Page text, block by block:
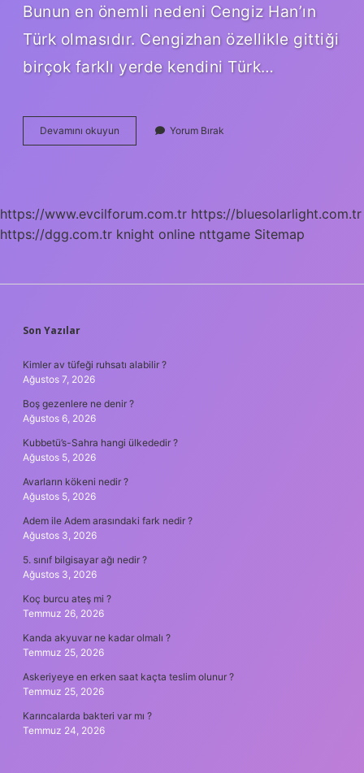
Bunun en önemli nedeni Cengiz Han’ın
Türk olmasıdır. Cengizhan özellikle gittiği
birçok farklı yerde kendini Türk…
Devamını okuyun Moğollar
Kimin
Yorum Bırak
https://www.evcilforum.com.tr https://bluesolarlight.com.tr
https://dgg.com.tr knight online nttgame Sitemap
SIDEBAR
Son Yazılar
Kimler av tüfeği ruhsatı alabilir ?
Ağustos 7, 2026
Boş gezenlere ne denir ?
Ağustos 6, 2026
Kubbetü’s-Sahra hangi ülkededir ?
Ağustos 5, 2026
Avarların kökeni nedir ?
Ağustos 5, 2026
Adem ile Adem arasındaki fark nedir ?
Ağustos 3, 2026
5. sınıf bilgisayar ağı nedir ?
Ağustos 3, 2026
Koç burcu ateş mi ?
Temmuz 26, 2026
Kanda akyuvar ne kadar olmalı ?
Temmuz 25, 2026
Askeriyeye en erken saat kaçta teslim olunur ?
Temmuz 25, 2026
Karıncalarda bakteri var mı ?
Temmuz 24, 2026